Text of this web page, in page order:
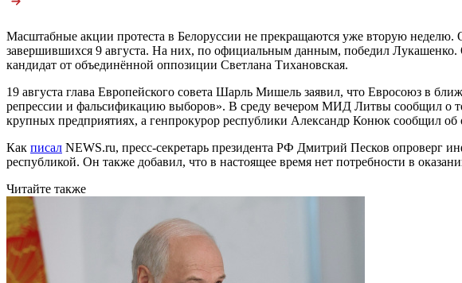
Масштабные акции протеста в Белоруссии не прекращаются уже вторую неделю.
завершившихся 9 августа. На них, по официальным данным, победил Лукашенко.
кандидат от объединённой оппозиции Светлана Тихановская.
19 августа глава Европейского совета Шарль Мишель заявил, что Евросоюз в
репрессии и фальсификацию выборов». В среду вечером МИД Литвы сообщил о
крупных предприятиях, а генпрокурор республики Александр Конюк сообщил об
Как писал NEWS.ru, пресс-секретарь президента РФ Дмитрий Песков опроверг
республикой. Он также добавил, что в настоящее время нет потребности в
Читайте также